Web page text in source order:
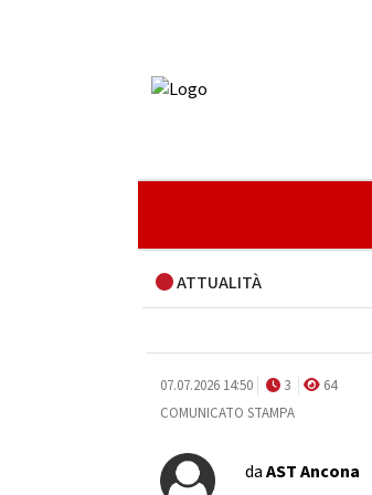
ATTUALITÀ
07.07.2026 14:50 3
64
COMUNICATO STAMPA
daAST Ancona